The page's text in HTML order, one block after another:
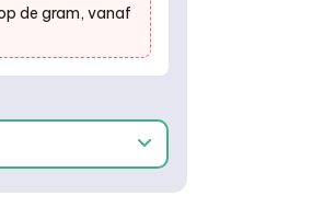
de gram, vanaf